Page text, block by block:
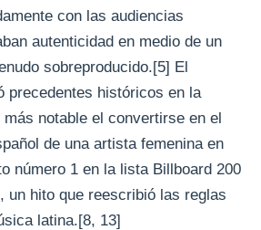
con las audiencias
autenticidad en medio de un
sobreproducido.[5] El
precedentes históricos en la
notable el convertirse en el
de una artista femenina en
número 1 en la lista Billboard 200
un hito que reescribió las reglas
latina.[8, 13]